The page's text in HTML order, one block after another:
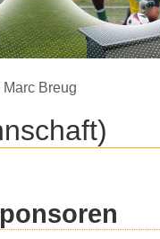
Marc Breug